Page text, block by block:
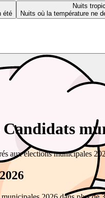
été
Nuits
Nuits où la température ne
aux élections municipales